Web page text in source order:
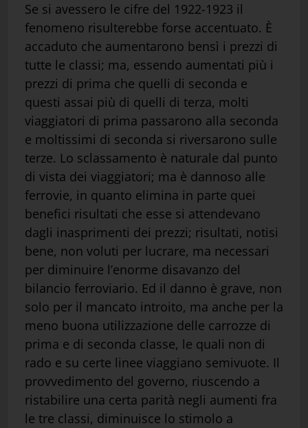
Se si avessero le cifre del 1922-1923 il
fenomeno risulterebbe forse accentuato. È
accaduto che aumentarono bensì i prezzi di
tutte le classi; ma, essendo aumentati più i
prezzi di prima che quelli di seconda e
questi assai più di quelli di terza, molti
viaggiatori di prima passarono alla seconda
e moltissimi di seconda si riversarono sulle
terze. Lo sclassamento è naturale dal punto
di vista dei viaggiatori; ma è dannoso alle
ferrovie, in quanto elimina in parte quei
benefici risultati che esse si attendevano
dagli inasprimenti dei prezzi; risultati, notisi
bene, non voluti per lucrare, ma necessari
per diminuire l’enorme disavanzo del
bilancio ferroviario. Ed il danno è grave, non
solo per il mancato introito, ma anche per la
meno buona utilizzazione delle carrozze di
prima e di seconda classe, le quali non di
rado e su certe linee viaggiano semivuote. Il
provvedimento del governo, riuscendo a
ristabilire una certa parità negli aumenti fra
le tre classi, diminuisce lo stimolo a